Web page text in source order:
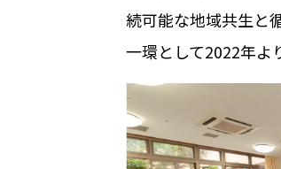
続可能な地域共生と
一環として2022年よ